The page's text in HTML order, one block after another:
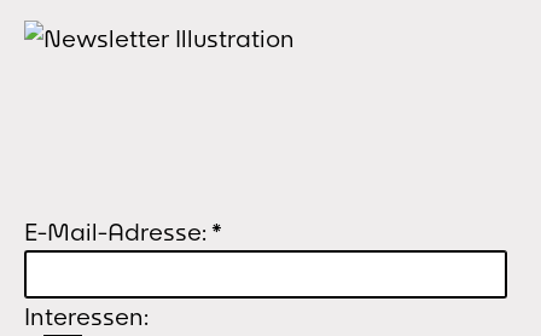
E-Mail-Adresse: *
Interessen: